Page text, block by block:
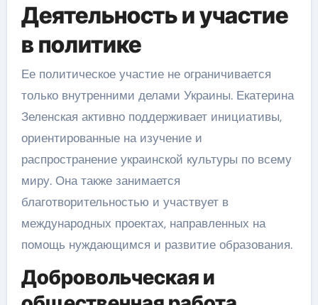
Деятельность и участие
в политике
Ее политическое участие не ограничивается
только внутренними делами Украины. Екатерина
Зеленская активно поддерживает инициативы,
ориентированные на изучение и
распространение украинской культуры по всему
миру. Она также занимается
благотворительностью и участвует в
международных проектах, направленных на
помощь нуждающимся и развитие образования.
Добровольческая и